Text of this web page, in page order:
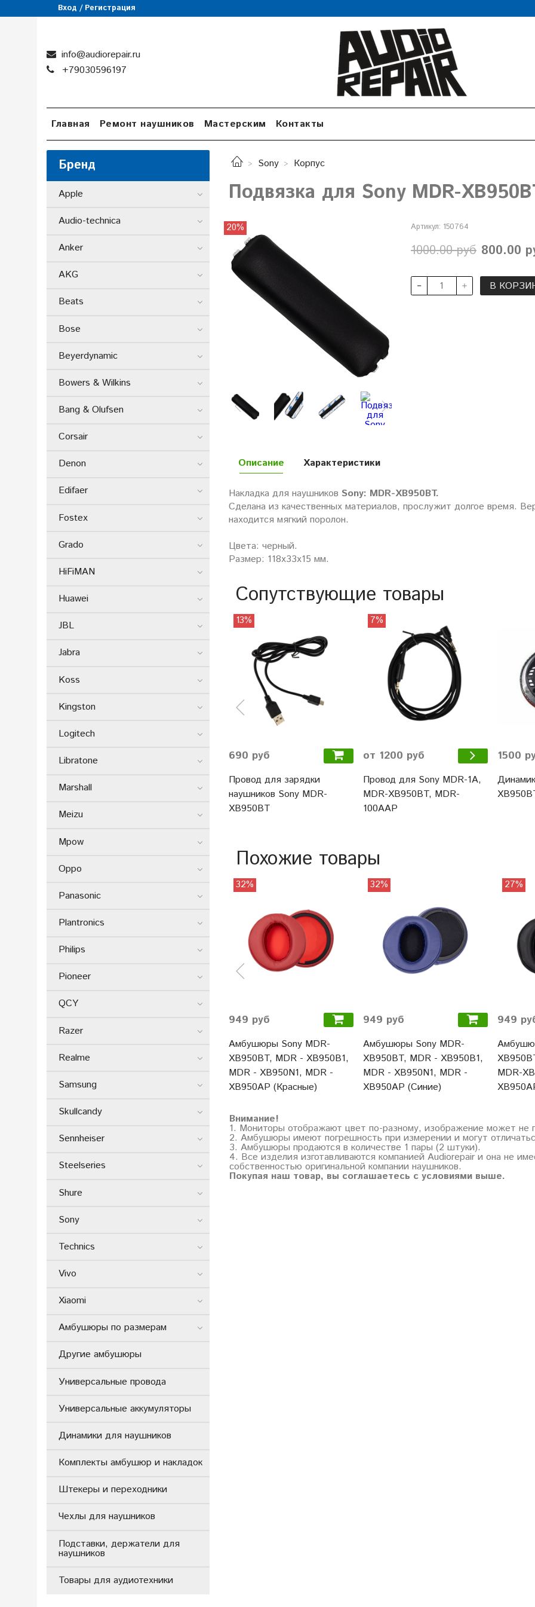
Вход / Регистрация
info@audiorepair.ru
+79030596197
Главная Ремонт наушников Мастерским Контакты
Sony Корпус
Подвязка для Sony MDR-
20% Артикул: 150764
1000.00 руб 800.00
В
Описание
Накладка для наушников Sony: MDR-XB950BT.
Сделана из качественных материалов, прослужит долгое время.
находится мягкий поролон.
Цвета: черный.
Размер: 118х33х15 мм.
Характеристики
Сопутствующие товары
13%
690 руб
Провод для зарядки
наушников Sony MDR-
XB950BT
7%
от 1200 руб
Провод для Sony MDR-1A,
MDR-XB950BT, MDR-
100AAP
1500
Похожие товары
32%
949 руб
Амбушюры Sony MDR-
XB950BT, MDR - XB950B1,
MDR - XB950N1, MDR -
XB950AP (Красные)
32%
949 руб
Амбушюры Sony MDR-
XB950BT, MDR - XB950B1,
MDR - XB950N1, MDR -
XB950AP (Синие)
27%
949
MDR-
Внимание!
1. Мониторы отображают цвет по-разному, изображение может не
2. Амбушюры имеют погрешность при измерении и могут
3. Амбушюры продаются в количестве 1 пары (2 штуки).
4. Все изделия изготавливаются компанией Audiorepair и она не
собственностью оригинальной компании наушников.
Покупая наш товар, вы соглашаетесь с условиями выше.
Бренд
Apple
Audio-technica
Anker
AKG
Beats
Bose
Beyerdynamic
Bowers & Wilkins
Bang & Olufsen
Corsair
Denon
Edifaer
Fostex
Grado
HiFiMAN
Huawei
JBL
Jabra
Koss
Kingston
Logitech
Libratone
Marshall
Meizu
Mpow
Oppo
Panasonic
Plantronics
Philips
Pioneer
QCY
Razer
Realme
Samsung
Skullcandy
Sennheiser
Steelseries
Shure
Sony
Technics
Vivo
Xiaomi
Амбушюры по размерам
Другие амбушюры
Универсальные провода
Универсальные аккумуляторы
Динамики для наушников
Комплекты амбушюр и накладок
Штекеры и переходники
Чехлы для наушников
Подставки, держатели для
наушников
Товары для аудиотехники